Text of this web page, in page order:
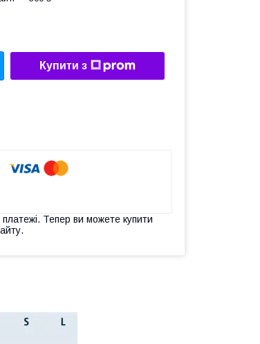
Купити з
платежі. Тепер ви можете купити